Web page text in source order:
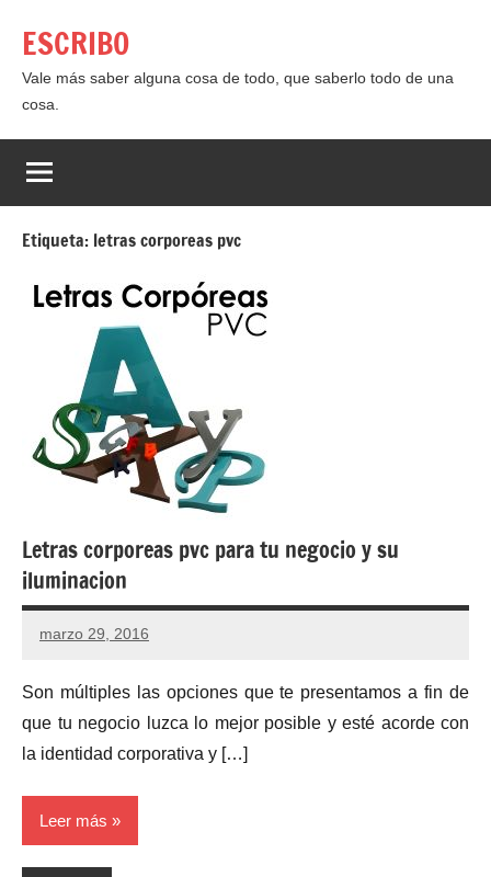
contenido
ESCRIBO
Vale más saber alguna cosa de todo, que saberlo todo de una
cosa.
Etiqueta: letras corporeas pvc
Letras corporeas pvc para tu negocio y su
iluminacion
marzo 29, 2016
Son múltiples las opciones que te presentamos a fin de
que tu negocio luzca lo mejor posible y esté acorde con
la identidad corporativa y […]
Leer más